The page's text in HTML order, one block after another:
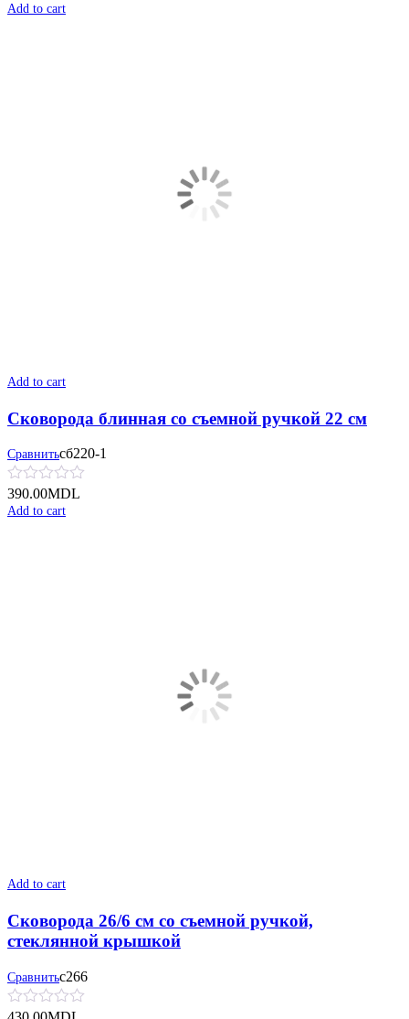
Add to cart
Add to cart
Сковорода блинная со съемной ручкой 22 см
Сравнитьсб220-1
390.00MDL
Add to cart
Add to cart
Сковорода 26/6 см со съемной ручкой,
стеклянной крышкой
Сравнитьс266